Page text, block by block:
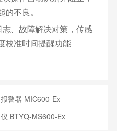
不良。
、故障解决对策，传感
校准时间提醒功能
警器 MIC600-Ex
BTYQ-MS600-Ex